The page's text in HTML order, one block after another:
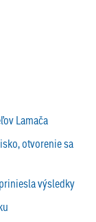
Lamača
otvorenie sa
výsledky